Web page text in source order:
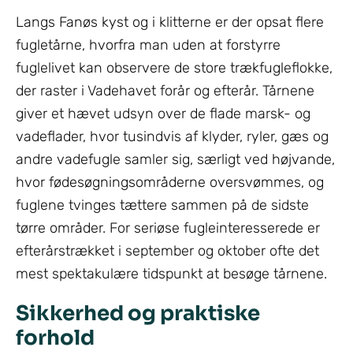
Langs Fanøs kyst og i klitterne er der opsat flere
fugletårne, hvorfra man uden at forstyrre
fuglelivet kan observere de store trækfugleflokke,
der raster i Vadehavet forår og efterår. Tårnene
giver et hævet udsyn over de flade marsk- og
vadeflader, hvor tusindvis af klyder, ryler, gæs og
andre vadefugle samler sig, særligt ved højvande,
hvor fødesøgningsområderne oversvømmes, og
fuglene tvinges tættere sammen på de sidste
tørre områder. For seriøse fugleinteresserede er
efterårstrækket i september og oktober ofte det
mest spektakulære tidspunkt at besøge tårnene.
Sikkerhed og praktiske
forhold